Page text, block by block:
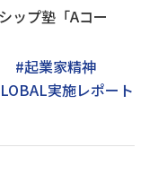
ップ塾「Aコー
#起業家精神
実施レポート